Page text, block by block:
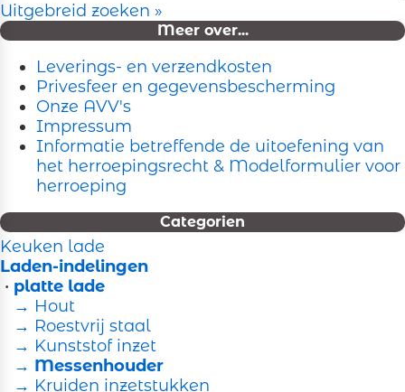
Uitgebreid zoeken »
Meer over...
Leverings- en verzendkosten
Privesfeer en gegevensbescherming
Onze AVV's
Impressum
Informatie betreffende de uitoefening van
het herroepingsrecht & Modelformulier voor
herroeping
Categorien
Keuken lade
Laden-indelingen
• platte lade
→ Hout
→ Roestvrij staal
→ Kunststof inzet
→ Messenhouder
→ Kruiden inzetstukken